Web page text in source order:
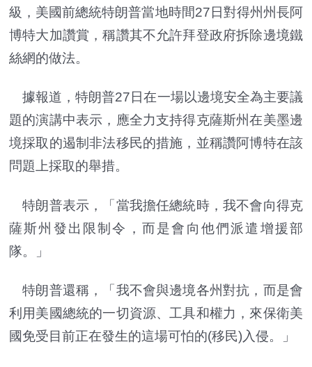
級，美國前總統特朗普當地時間27日對得州州長阿
博特大加讚賞，稱讚其不允許拜登政府拆除邊境鐵
絲網的做法。
據報道，特朗普27日在一場以邊境安全為主要議
題的演講中表示，應全力支持得克薩斯州在美墨邊
境採取的遏制非法移民的措施，並稱讚阿博特在該
問題上採取的舉措。
特朗普表示，「當我擔任總統時，我不會向得克
薩斯州發出限制令，而是會向他們派遣增援部
隊。」
特朗普還稱，「我不會與邊境各州對抗，而是會
利用美國總統的一切資源、工具和權力，來保衛美
國免受目前正在發生的這場可怕的(移民)入侵。」